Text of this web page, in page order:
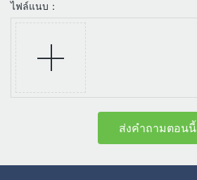
ไฟล์แนบ：
ส่งคำถามตอนนี้